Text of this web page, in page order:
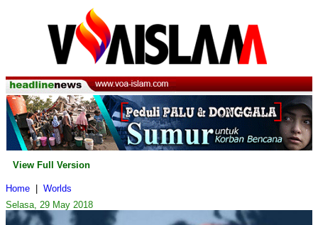
View Full Version
Home
Worlds
Selasa, 29 May 2018